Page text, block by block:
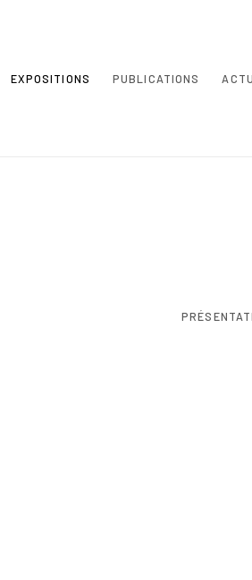
EXPOSITIONS PUBLICATIONS